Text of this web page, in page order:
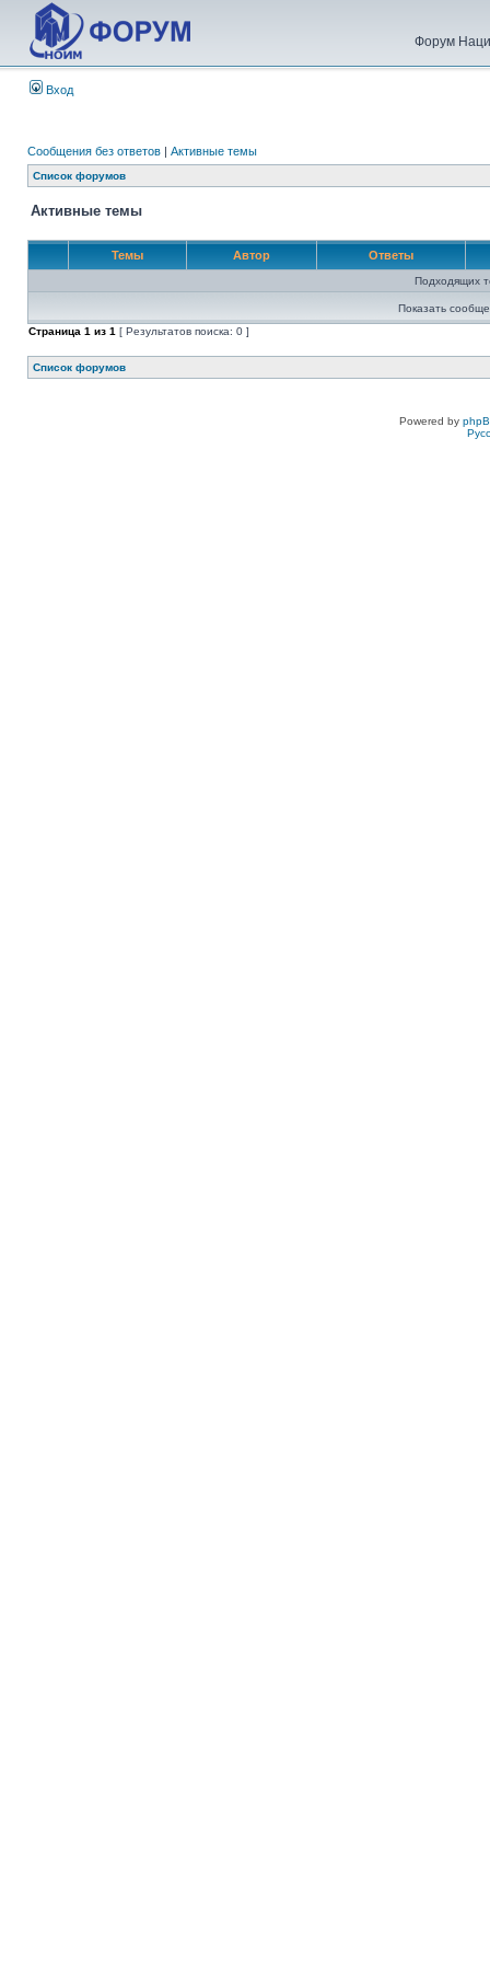
Форум
Вход
Сообщения без ответов | Активные темы
Список форумов
Активные темы
Темы Автор Ответы
Подходящих
Показать
Страница 1 из 1 [ Результатов поиска: 0 ]
Список форумов
Powered by